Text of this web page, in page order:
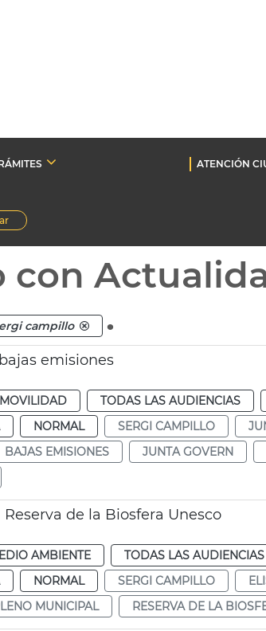
ATENCIÓN
con
campillo .
emisiones
MOVILIDAD TODAS LAS AUDIENCIAS
NORMAL SERGI CAMPILLO
BAJAS EMISIONES JUNTA GOVERN
de la Biosfera Unesco
AMBIENTE TODAS LAS AUDIENCIAS
NORMAL SERGI CAMPILLO
MUNICIPAL RESERVA DE LA